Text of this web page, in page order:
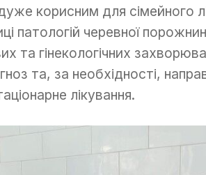
корисним для сімейного
патологій черевної
та гінекологічних
та, за необхідності,
лікування.